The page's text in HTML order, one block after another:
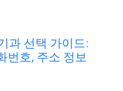
과 선택 가이드:
번호, 주소 정보